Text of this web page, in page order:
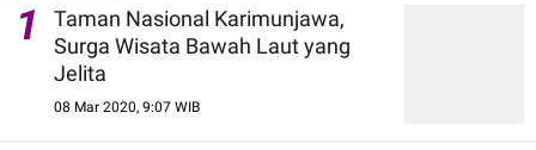
1
Taman Nasional Karimunjawa,
Surga Wisata Bawah Laut yang
Jelita
08 Mar 2020, 9:07 WIB